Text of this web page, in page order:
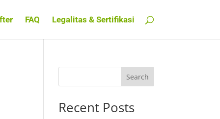
FAQ Legalitas & Sertifikasi
Search
Recent Posts